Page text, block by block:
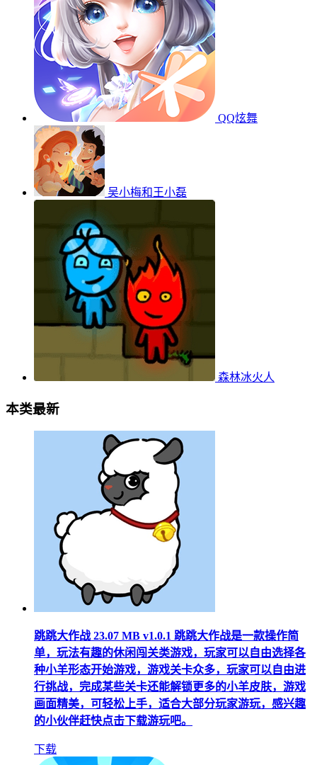
QQ炫舞
吴小梅和王小磊
森林冰火人
本类最新
跳跳大作战 23.07 MB v1.0.1 跳跳大作战是一款操作简
单，玩法有趣的休闲闯关类游戏，玩家可以自由选择各
种小羊形态开始游戏，游戏关卡众多，玩家可以自由进
行挑战，完成某些关卡还能解锁更多的小羊皮肤，游戏
画面精美，可轻松上手，适合大部分玩家游玩，感兴趣
的小伙伴赶快点击下载游玩吧。
下载